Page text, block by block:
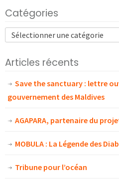
Catégories
Articles récents
Save the sanctuary : lettre
gouvernement des Maldives
AGAPARA, partenaire du
MOBULA : La Légende des
Tribune pour l’océan